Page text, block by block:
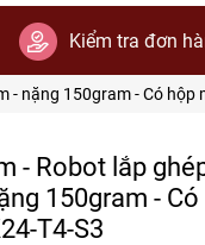
Kiểm tra đơn
nặng 150gram - Có hộp
- Robot lắp
150gram -
T4-S3